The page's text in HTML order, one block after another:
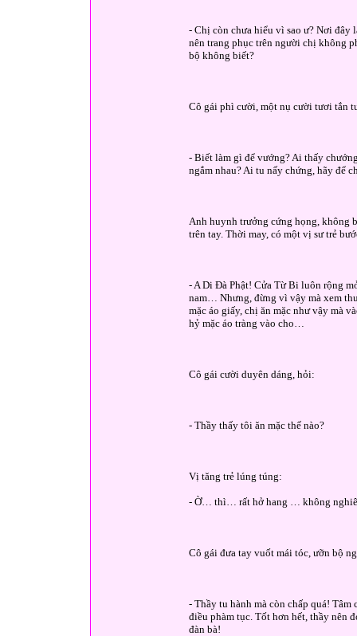
- Chị còn chưa hiểu vì sao ư? Nơi đây
nên trang phục trên người chị không
bộ không biết?
Cô gái phì cười, một nụ cười tươi tắn
- Biết làm gì để vướng? Ai thấy
ngắm nhau? Ai tu nấy chứng, hãy để
Anh huynh trưởng cứng họng, không
trên tay. Thời may, có một vị sư trẻ
- A Di Đà Phật! Cửa Từ Bi luôn rộng
nam… Nhưng, đừng vì vậy mà xem
mặc áo giấy, chị ăn mặc như vậy mà
hỷ mặc áo tràng vào cho…
Cô gái cười duyên dáng, hỏi:
- Thầy thấy tôi ăn mặc thế nào?
Vị tăng trẻ lúng túng:
- Ờ… thì… rất hở hang … không
Cô gái đưa tay vuốt mái tóc, ưỡn bộ
- Thầy tu hành mà còn chấp quá!
điều phàm tục. Tốt hơn hết, thầy nên
đàn bà!